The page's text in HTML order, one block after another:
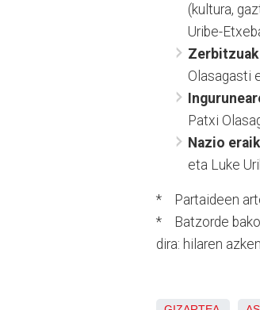
(kultura,
Uribe-
Olasagasti
Patxi
Nazio
eta Luke
* Partaideen
* Batzorde
dira: hilaren